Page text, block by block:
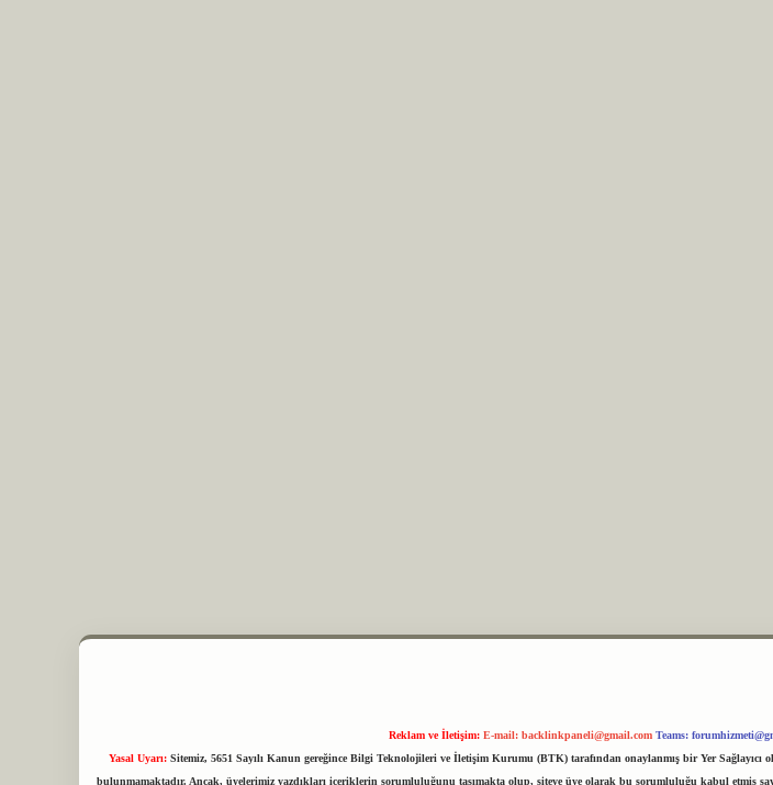
Reklam ve İletişim: E-mail: backlinkpaneli@gmail.com Teams:
Yasal Uyarı: Sitemiz, 5651 Sayılı Kanun gereğince Bilgi Teknolojileri ve İletişim Kurumu (BTK) tarafından onaylanmış bir Yer
bulunmamaktadır. Ancak, üyelerimiz yazdıkları içeriklerin sorumluluğunu taşımakta olup, siteye üye olarak bu sorumluluğu kabul etmiş